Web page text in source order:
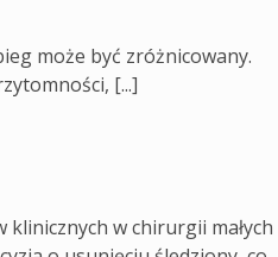
może być zróżnicowany.
[...]
w chirurgii małych